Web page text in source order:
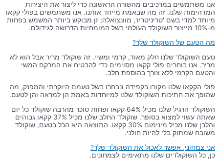
אנו משתמשים במרכיבים מהשורה הראשונה כדי ליצור את היצירות
המדהימות שלנו. זה מה שבאמת מייחד אותנו. אנו משתמשים בפולי קקאו
מיוחד למדי בשם 'טריניטריו', מוונצואלה; זן מבוקש ביותר המשמש בפחות
מ-10% מייצור השוקולד העולמי בשל המומחיות הדרושה לגידולם.
מה הטעם של השוקולד שלך?
טעם השוקולד שלנו חלק מאוד, קרמי ומשיי. זה שוקולד מריר אבל הוא לא
מריר. אנו בוחרים פולי קקאו מסוימים כדי להבטיח את המרקם המשי
והטעם הקרמי ללא צורך בהוספת חלב.
פולי הקקאו שלנו מקורו בקפידה ונבחרו בשל טעמם היוקרתי והמפנק, מה
שהופך את חתיכות השוקולד שלנו למיוחדות באמת הן למראה והן לטעם.
השוקולד הרגיל שלנו מכיל 64% קקאו ופחות סוכר מהרבה שוקולד כל יום
שאתה עשוי למצוא בסופר. שוקולד החלב שלנו מכיל 37% קקאו גבוהים
והלבן שלנו מכיל מינימום 30% קקאו. התוצאה היא הכל בטעם, שוקולד
משובח שמתוק בלי להיות חולני.
אני צמחוני, אפשר לאכול את השוקולד שלך?
כן, כל השוקולדים שלנו מתאימים לצמחונים.